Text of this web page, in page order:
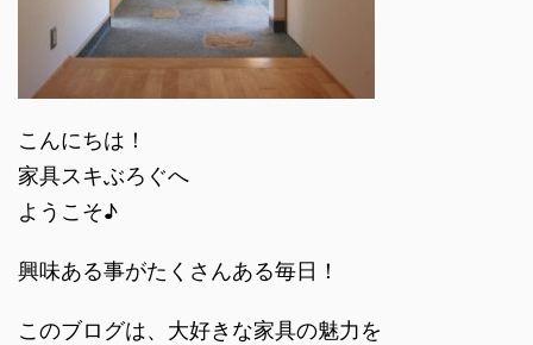
こんにちは！
家具スキぶろぐへ
ようこそ♪
興味ある事がたくさんある毎日！
このブログは、大好きな家具の魅力を